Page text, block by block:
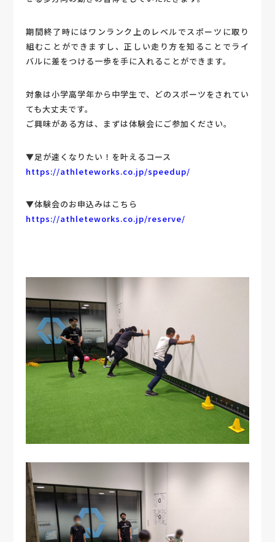
期間終了時にはワンランク上のレベルでスポーツに取り
組むことができますし、正しい走り方を知ることでライ
バルに差をつける一歩を手に入れることができます。
対象は小学高学年から中学生で、どのスポーツをされてい
ても大丈夫です。
ご興味がある方は、まずは体験会にご参加ください。
▼足が速くなりたい！を叶えるコース
https://athleteworks.co.jp/speedup/
▼体験会のお申込みはこちら
https://athleteworks.co.jp/reserve/